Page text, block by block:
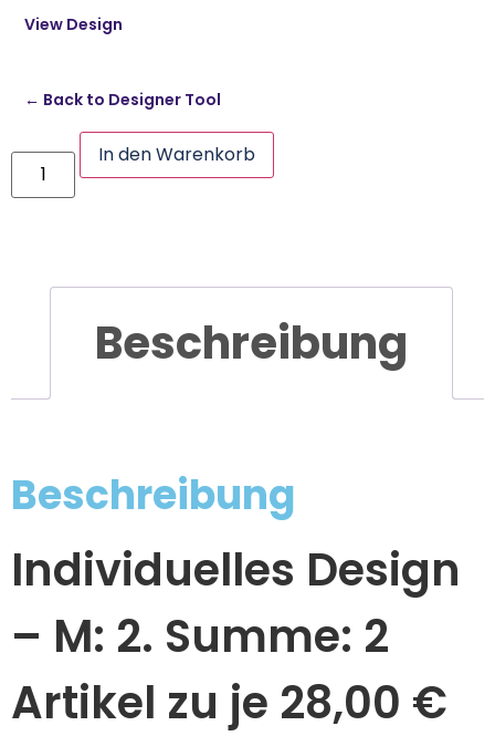
View Design
← Back to Designer Tool
In den Warenkorb
Beschreibung
Beschreibung
Individuelles Design
– M: 2. Summe: 2
Artikel zu je 28,00 €